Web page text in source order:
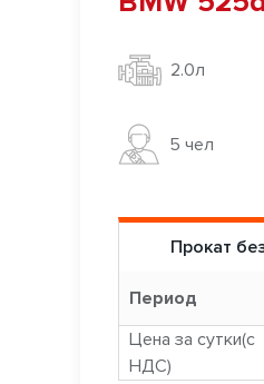
2.0л
5 чел
Прокат
Период
Цена за сутки(с
НДС)